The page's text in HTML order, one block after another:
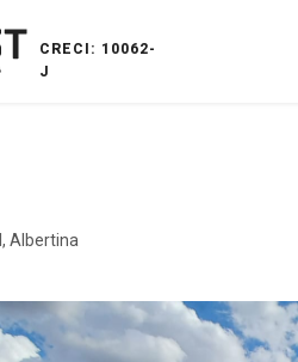
CRECI: 10062-
J
Albertina